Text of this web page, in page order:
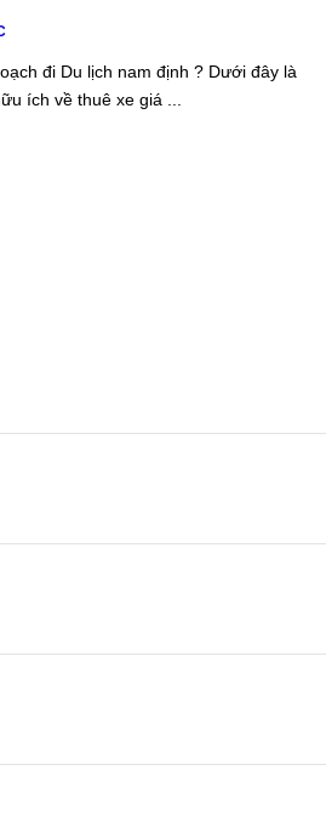
đi Du lịch nam định ? Dưới đây là
ích về thuê xe giá ...